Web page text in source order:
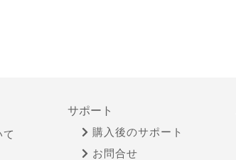
サポート
購入後のサポート
お問合せ